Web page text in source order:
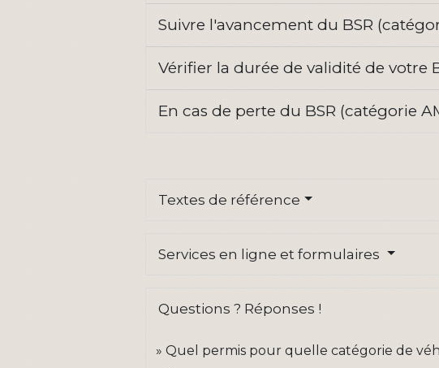
Suivre l'avancement du BSR
Vérifier la durée de validité de votre
En cas de perte du BSR (catégorie
Textes de référence
Services en ligne et formulaires
Questions ? Réponses !
Quel permis pour quelle catégorie de